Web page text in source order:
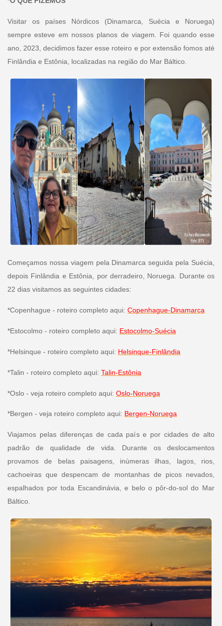
Visitar os países Nórdicos (Dinamarca, Suécia e Noruega)
sempre esteve em nossos planos de viagem. Foi quando esse
ano, 2023, decidimos fazer esse roteiro e por extensão fomos até
Finlândia e Estônia, localizadas na região do Mar Báltico.
Começamos nossa viagem pela Dinamarca seguida pela Suécia,
depois Finlândia e Estônia, por derradeiro, Noruega. Durante os
22 dias visitamos as seguintes cidades:
*Copenhague - roteiro completo aqui: Copenhague-Dinamarca
*Estocolmo - roteiro completo aqui: Estocolmo-Suécia
*Helsinque - roteiro completo aqui: Helsinque-Finlândia
*Talin - roteiro completo aqui: Talin-Estônia
*Oslo - veja roteiro completo aqui: Oslo-Noruega
*Bergen - veja roteiro completo aqui: Bergen-Noruega
Viajamos pelas diferenças de cada país e por cidades de alto
padrão de qualidade de vida. Durante os deslocamentos
provamos de belas paisagens, inúmeras ilhas, lagos, rios,
cachoeiras que despencam de montanhas de picos nevados,
espalhados por toda Escandinávia, e belo o pôr-do-sol do Mar
Báltico.